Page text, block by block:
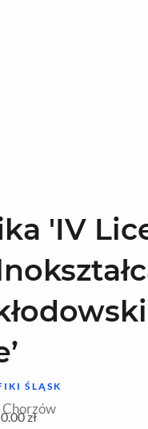
'IV
ŚLĄSK
Chorzów
zł